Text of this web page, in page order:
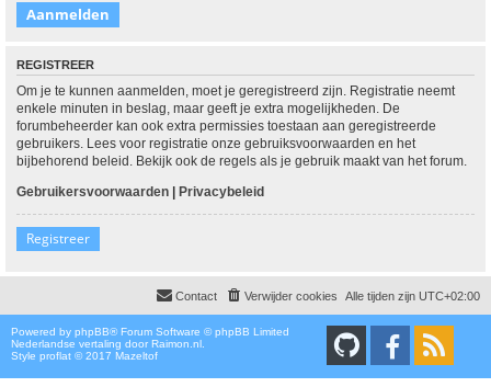
REGISTREER
Om je te kunnen aanmelden, moet je geregistreerd zijn. Registratie neemt
enkele minuten in beslag, maar geeft je extra mogelijkheden. De
forumbeheerder kan ook extra permissies toestaan aan geregistreerde
gebruikers. Lees voor registratie onze gebruiksvoorwaarden en het
bijbehorend beleid. Bekijk ook de regels als je gebruik maakt van het forum.
Gebruikersvoorwaarden | Privacybeleid
Registreer
Alle tijden zijn UTC+02:00
Verwijder cookies
Contact
Powered by phpBB® Forum Software © phpBB Limited
Nederlandse vertaling door Raimon.nl
Style proflat © 2017 Mazeltof